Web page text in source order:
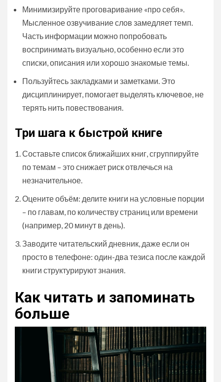
Минимизируйте проговаривание «про себя».
Мысленное озвучивание слов замедляет темп.
Часть информации можно попробовать
воспринимать визуально, особенно если это
списки, описания или хорошо знакомые темы.
Пользуйтесь закладками и заметками. Это
дисциплинирует, помогает выделять ключевое, не
терять нить повествования.
Три шага к быстрой книге
Составьте список ближайших книг, сгруппируйте
по темам – это снижает риск отвлечься на
незначительное.
Оцените объём: делите книги на условные порции
– по главам, по количеству страниц или времени
(например, 20 минут в день).
Заводите читательский дневник, даже если он
просто в телефоне: один-два тезиса после каждой
книги структурируют знания.
Как читать и запоминать
больше